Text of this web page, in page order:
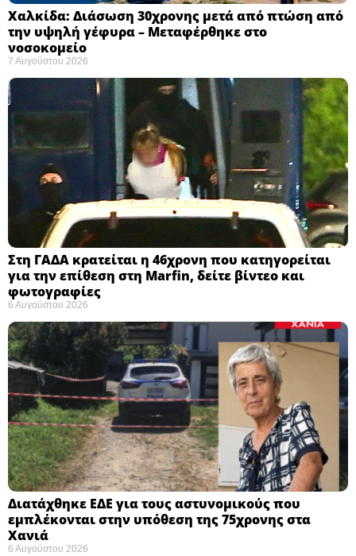
Χαλκίδα: Διάσωση 30χρονης μετά από πτώση από
την υψηλή γέφυρα – Μεταφέρθηκε στο
νοσοκομείο ​
7 Αυγούστου 2026
Στη ΓΑΔΑ κρατείται η 46χρονη που κατηγορείται
για την επίθεση στη Marfin, δείτε βίντεο και
φωτογραφίες
6 Αυγούστου 2026
Διατάχθηκε ΕΔΕ για τους αστυνομικούς που
εμπλέκονται στην υπόθεση της 75χρονης στα
Χανιά
6 Αυγούστου 2026